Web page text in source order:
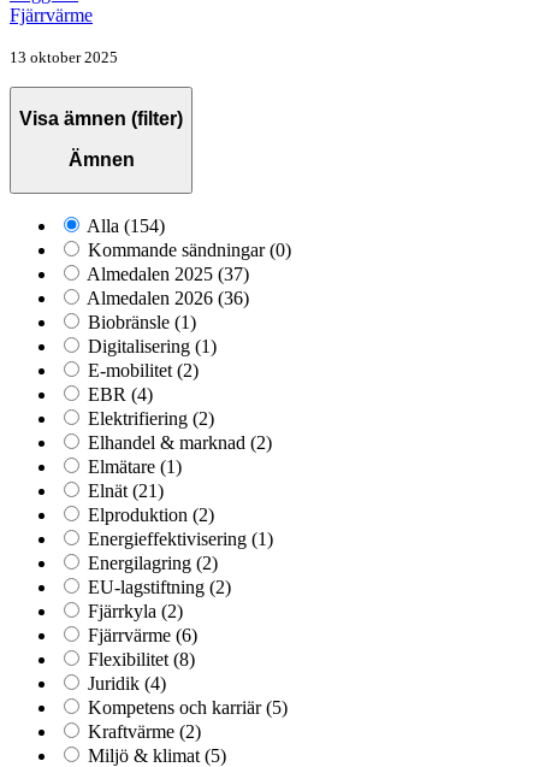
Fjärrvärme
13 oktober 2025
Visa ämnen (filter)
Ämnen
Alla (154)
Kommande sändningar (0)
Almedalen 2025 (37)
Almedalen 2026 (36)
Biobränsle (1)
Digitalisering (1)
E-mobilitet (2)
EBR (4)
Elektrifiering (2)
Elhandel & marknad (2)
Elmätare (1)
Elnät (21)
Elproduktion (2)
Energieffektivisering (1)
Energilagring (2)
EU-lagstiftning (2)
Fjärrkyla (2)
Fjärrvärme (6)
Flexibilitet (8)
Juridik (4)
Kompetens och karriär (5)
Kraftvärme (2)
Miljö & klimat (5)